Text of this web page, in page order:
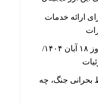
ارائه خدمات
قیمت طلا، سکه و دلار امروز ۱۸ آبان ۱۴۰۴/
بحرانی جنگ، چه